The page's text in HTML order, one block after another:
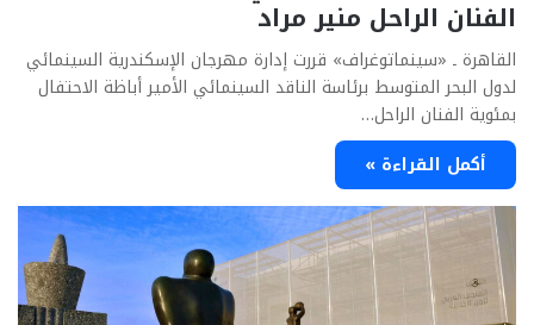
الفنان الراحل منير مراد
القاهرة ـ «سينماتوغراف» قررت إدارة مهرجان الإسكندرية السينمائي
لدول البحر المتوسط برئاسة الناقد السينمائي الأمير أباظة الاحتفال
بمئوية الفنان الراحل…
أكمل القراءة »